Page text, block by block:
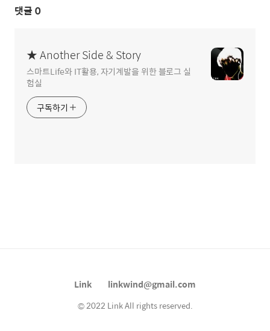
댓글 0
★ Another Side & Story
스마트Life와 IT활용, 자기계발을 위한 블로그 실
험실
구독하기
Link linkwind@gmail.com
© 2022 Link All rights reserved.